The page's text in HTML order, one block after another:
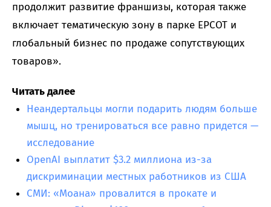
продолжит развитие франшизы, которая также
включает тематическую зону в парке EPCOT и
глобальный бизнес по продаже сопутствующих
товаров».
Читать далее
Неандертальцы могли подарить людям больше
мышц, но тренироваться все равно придется —
исследование
OpenAI выплатит $3.2 миллиона из-за
дискриминации местных работников из США
СМИ: «Моана» провалится в прокате и